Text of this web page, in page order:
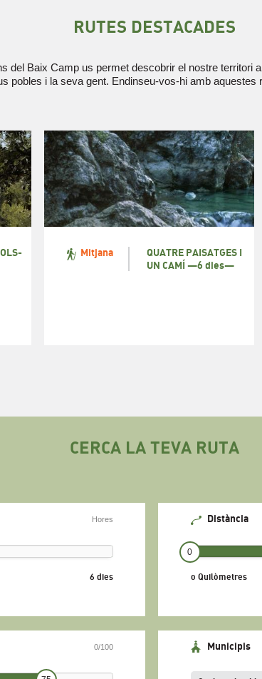
RUTES DESTACADES
del Baix Camp us permet descobrir el nostre territori
pobles i la seva gent. Endinseu-vos-hi amb aquestes
Mitjana
QUATRE PAISATGES I
UN CAMÍ —6 dies—
CERCA LA TEVA RUTA
Hores
6 dies
Distància
0
0 Quilòmetres
0/100 Municipis